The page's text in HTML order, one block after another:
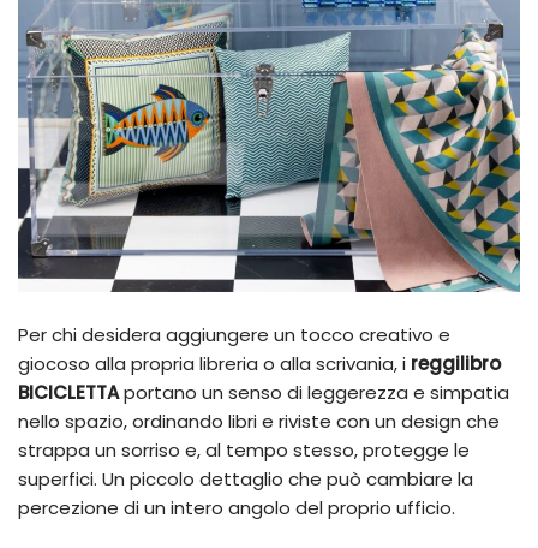
Per chi desidera aggiungere un tocco creativo e
giocoso alla propria libreria o alla scrivania, i reggilibro
BICICLETTAportano un senso di leggerezza e simpatia
nello spazio, ordinando libri e riviste con un design che
strappa un sorriso e, al tempo stesso, protegge le
superfici. Un piccolo dettaglio che può cambiare la
percezione di un intero angolo del proprio ufficio.